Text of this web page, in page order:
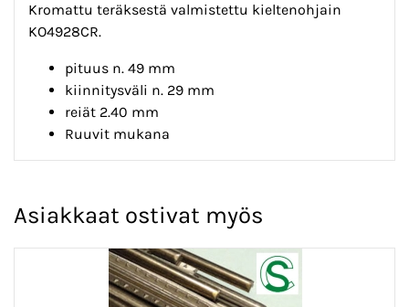
Kromattu teräksestä valmistettu kieltenohjain
KO4928CR.
pituus n. 49 mm
kiinnitysväli n. 29 mm
reiät 2.40 mm
Ruuvit mukana
Asiakkaat ostivat myös